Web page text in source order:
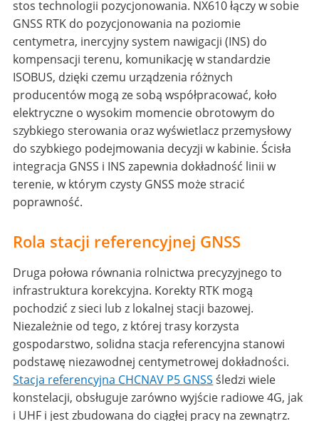
stos technologii pozycjonowania. NX610 łączy w sobie
GNSS RTK do pozycjonowania na poziomie
centymetra, inercyjny system nawigacji (INS) do
kompensacji terenu, komunikację w standardzie
ISOBUS, dzięki czemu urządzenia różnych
producentów mogą ze sobą współpracować, koło
elektryczne o wysokim momencie obrotowym do
szybkiego sterowania oraz wyświetlacz przemysłowy
do szybkiego podejmowania decyzji w kabinie. Ścisła
integracja GNSS i INS zapewnia dokładność linii w
terenie, w którym czysty GNSS może stracić
poprawność.
Rola stacji referencyjnej GNSS
Druga połowa równania rolnictwa precyzyjnego to
infrastruktura korekcyjna. Korekty RTK mogą
pochodzić z sieci lub z lokalnej stacji bazowej.
Niezależnie od tego, z której trasy korzysta
gospodarstwo, solidna stacja referencyjna stanowi
podstawę niezawodnej centymetrowej dokładności.
Stacja referencyjna CHCNAV P5 GNSS śledzi wiele
konstelacji, obsługuje zarówno wyjście radiowe 4G, jak
i UHF i jest zbudowana do ciągłej pracy na zewnątrz.